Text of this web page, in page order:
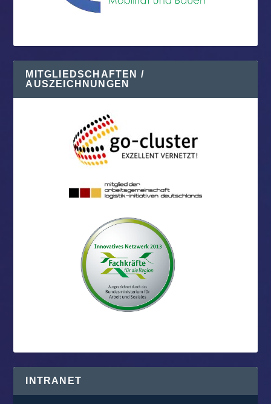
MITGLIEDSCHAFTEN /
AUSZEICHNUNGEN
INTRANET